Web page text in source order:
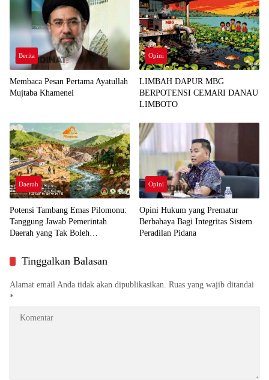
Berita
Membaca Pesan Pertama Ayatullah
Mujtaba Khamenei
Opini
LIMBAH DAPUR MBG
BERPOTENSI CEMARI DANAU
LIMBOTO
Daerah
Potensi Tambang Emas Pilomonu:
Tanggung Jawab Pemerintah
Daerah yang Tak Boleh
Opini
Opini Hukum yang Prematur
Berbahaya Bagi Integritas Sistem
Peradilan Pidana
Tinggalkan Balasan
Alamat email Anda tidak akan dipublikasikan. Ruas yang wajib ditandai
*